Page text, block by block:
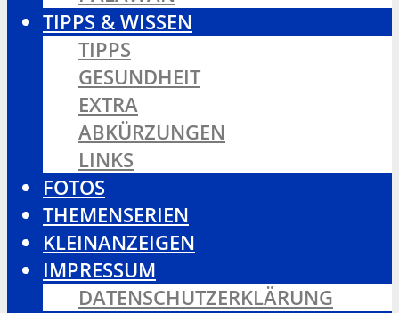
TIPPS & WISSEN
TIPPS
GESUNDHEIT
EXTRA
ABKÜRZUNGEN
LINKS
FOTOS
THEMENSERIEN
KLEINANZEIGEN
IMPRESSUM
DATENSCHUTZERKLÄRUNG